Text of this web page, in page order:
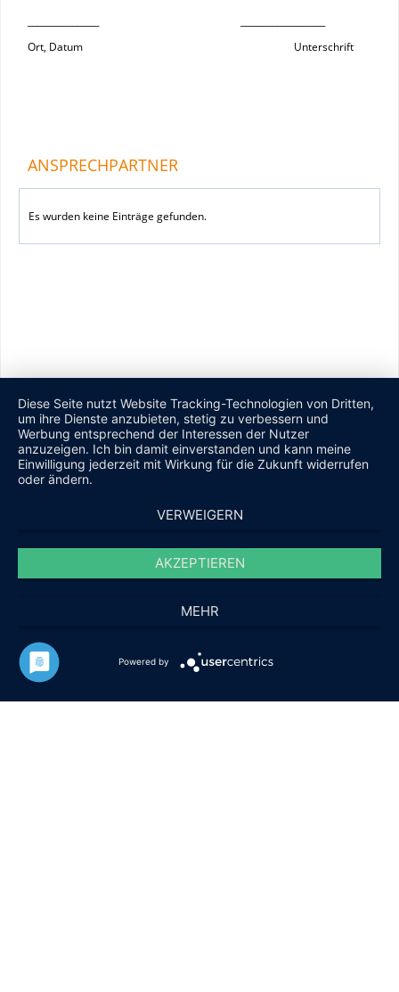
Ort, Datum Unterschrift
ANSPRECHPARTNER
Es wurden keine Einträge gefunden.
Diese Seite nutzt Website Tracking-Technologien von Dritten,
um ihre Dienste anzubieten, stetig zu verbessern und
Werbung entsprechend der Interessen der Nutzer
anzuzeigen. Ich bin damit einverstanden und kann meine
Einwilligung jederzeit mit Wirkung für die Zukunft widerrufen
oder ändern.
VERWEIGERN
AKZEPTIEREN
MEHR
Powered by